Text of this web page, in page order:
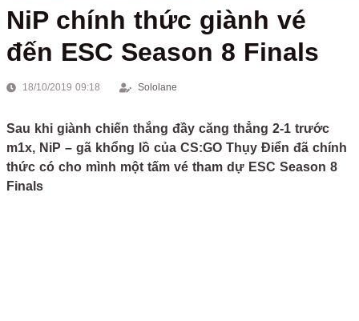
NiP chính thức giành vé
đến ESC Season 8 Finals
18/10/2019 09:18 Sololane
Sau khi giành chiến thắng đầy căng thẳng 2-1 trước
m1x, NiP – gã khổng lồ của CS:GO Thụy Điển đã chính
thức có cho mình một tấm vé tham dự ESC Season 8
Finals